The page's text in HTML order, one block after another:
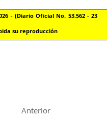
- (Diario Oficial No. 53.562 - 23
su reproducción
Anterior